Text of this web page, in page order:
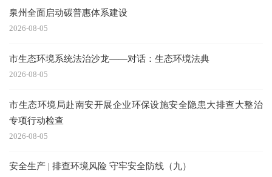
泉州全面启动碳普惠体系建设
2026-08-05
市生态环境系统法治沙龙——对话：生态环境法典
2026-08-05
市生态环境局赴南安开展企业环保设施安全隐患大排查大整治
专项行动检查
2026-08-05
安全生产 | 排查环境风险 守牢安全防线（九）